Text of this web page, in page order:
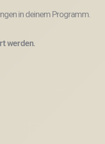
in deinem Programm.
werden.